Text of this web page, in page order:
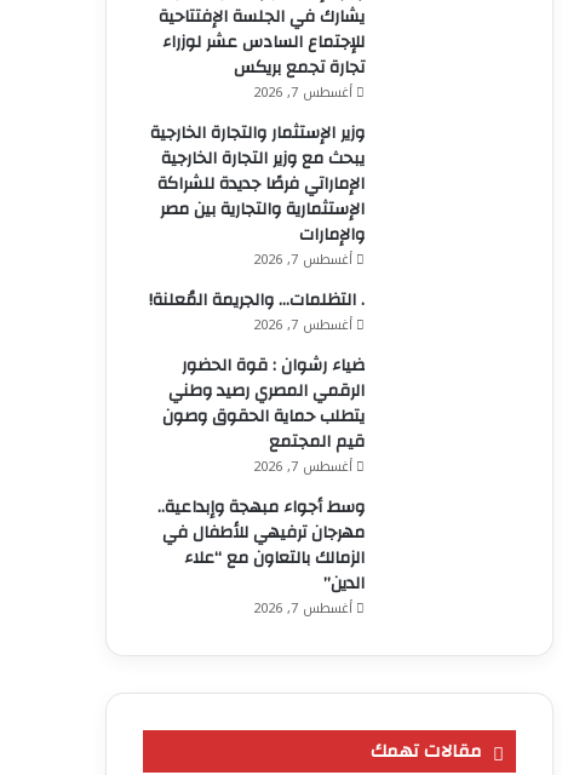
يشارك في الجلسة الإفتتاحية
للإجتماع السادس عشر لوزراء
تجارة تجمع بريكس
أغسطس 7, 2026
وزير الإستثمار والتجارة الخارجية
يبحث مع وزير التجارة الخارجية
الإماراتي فرصًا جديدة للشراكة
الإستثمارية والتجارية بين مصر
والإمارات
أغسطس 7, 2026
. التظلمات… والجريمة المُعلنة!
أغسطس 7, 2026
ضياء رشوان : قوة الحضور
الرقمي المصري رصيد وطني
يتطلب حماية الحقوق وصون
قيم المجتمع
أغسطس 7, 2026
وسط أجواء مبهجة وإبداعية..
مهرجان ترفيهي للأطفال في
الزمالك بالتعاون مع “علاء
الدين”
أغسطس 7, 2026
مقالات تهمك